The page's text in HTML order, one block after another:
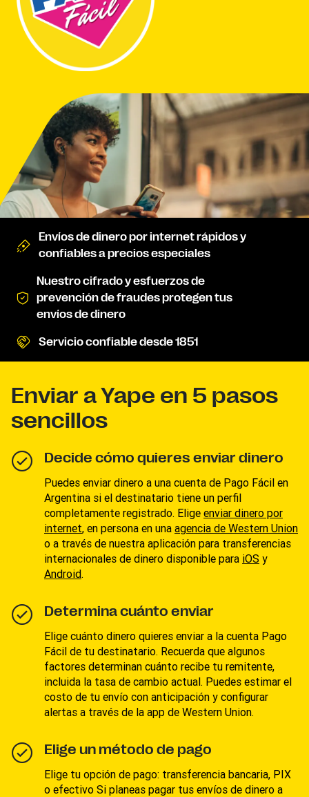
Envíos de dinero por internet rápidos y
confiables a precios especiales
Nuestro cifrado y esfuerzos de
prevención de fraudes protegen tus
envíos de dinero
Servicio confiable desde 1851
Enviar a Yape en 5 pasos
sencillos
Decide cómo quieres enviar dinero
Puedes enviar dinero a una cuenta de Pago Fácil en
Argentina si el destinatario tiene un perfil
completamente registrado. Elige enviar dinero por
internet, en persona en una agencia de Western Union
o a través de nuestra aplicación para transferencias
internacionales de dinero disponible para iOS y
Android.
Determina cuánto enviar
Elige cuánto dinero quieres enviar a la cuenta Pago
Fácil de tu destinatario. Recuerda que algunos
factores determinan cuánto recibe tu remitente,
incluida la tasa de cambio actual. Puedes estimar el
costo de tu envío con anticipación y configurar
alertas a través de la app de Western Union.
Elige un método de pago
Elige tu opción de pago: transferencia bancaria, PIX
o efectivo Si planeas pagar tus envíos de dinero a